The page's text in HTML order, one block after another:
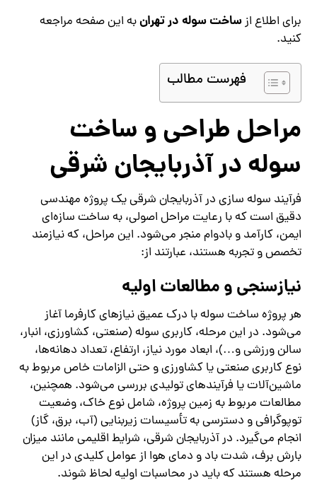
برای اطلاع ازساخت سوله در تهرانبه این صفحه مراجعه
کنید.
فهرست مطالب
مراحل طراحی و ساخت
سوله در آذربایجان شرقی
فرآیند سوله‌ سازی در آذربایجان شرقی یک پروژه مهندسی
دقیق است که با رعایت مراحل اصولی، به ساخت سازه‌ای
ایمن، کارآمد و بادوام منجر می‌شود. این مراحل، که نیازمند
تخصص و تجربه هستند، عبارتند از:
نیازسنجی و مطالعات اولیه
هر پروژه ساخت سوله با درک عمیق نیازهای کارفرما آغاز
می‌شود. در این مرحله، کاربری سوله (صنعتی، کشاورزی، انبار،
سالن ورزشی و…)، ابعاد مورد نیاز، ارتفاع، تعداد دهانه‌ها،
نوع کاربری صنعتی یا کشاورزی و حتی الزامات خاص مربوط به
ماشین‌آلات یا فرآیندهای تولیدی بررسی می‌شود. همچنین،
مطالعات مربوط به زمین پروژه، شامل نوع خاک، وضعیت
توپوگرافی و دسترسی به تأسیسات زیربنایی (آب، برق، گاز)
انجام می‌گیرد. در آذربایجان شرقی، شرایط اقلیمی مانند میزان
بارش برف، شدت باد و دمای هوا از عوامل کلیدی در این
مرحله هستند که باید در محاسبات اولیه لحاظ شوند.